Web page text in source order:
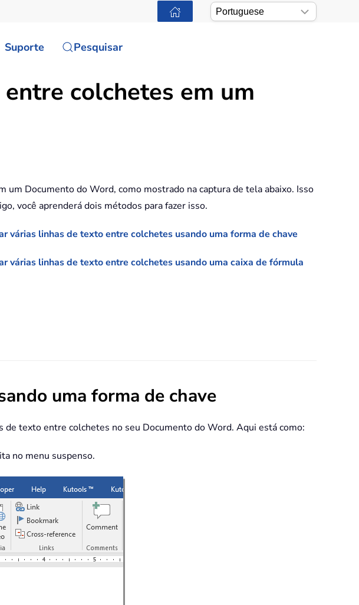
Suporte Pesquisar
colchetes em um
Documento do Word, como mostrado na captura de tela abaixo. Isso
você aprenderá dois métodos para fazer isso.
várias linhas de texto entre colchetes usando uma forma de chave
várias linhas de texto entre colchetes usando uma caixa de fórmula
uma forma de chave
de texto entre colchetes no seu Documento do Word. Aqui está como:
no menu suspenso.